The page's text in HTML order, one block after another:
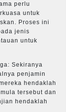
perlu
untuk
Proses ini
jenis
untuk
Sekiranya
penjamin
hendaklah
tersebut dan
hendaklah